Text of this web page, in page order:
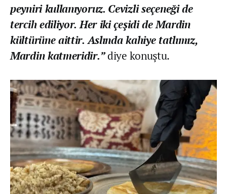
peyniri kullanıyoruz. Cevizli seçeneği de
tercih ediliyor. Her iki çeşidi de Mardin
kültürüne aittir. Aslında kahiye tatlımız,
Mardin katmeridir.”diye konuştu.